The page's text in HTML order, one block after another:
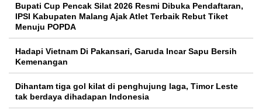
Bupati Cup Pencak Silat 2026 Resmi Dibuka Pendaftaran,
IPSI Kabupaten Malang Ajak Atlet Terbaik Rebut Tiket
Menuju POPDA
Hadapi Vietnam Di Pakansari, Garuda Incar Sapu Bersih
Kemenangan
Dihantam tiga gol kilat di penghujung laga, Timor Leste
tak berdaya dihadapan Indonesia